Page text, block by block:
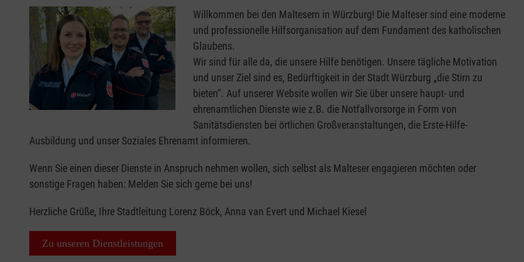
Willkommen bei den Maltesern in Würzburg! Die Malteser sind eine moderne
und professionelle Hilfsorganisation auf dem Fundament des katholischen
Glaubens.
Wir sind für alle da, die unsere Hilfe benötigen. Unsere tägliche Motivation
und unser Ziel sind es, Bedürftigkeit in der Stadt Würzburg „die Stirn zu
bieten“. Auf unserer Website wollen wir Sie über unsere haupt- und
ehrenamtlichen Dienste wie z.B. die Notfallvorsorge in Form von
Sanitätsdiensten bei örtlichen Großveranstaltungen, die Erste-Hilfe-
Ausbildung und unser Soziales Ehrenamt informieren.
Wenn Sie einen dieser Dienste in Anspruch nehmen wollen, sich selbst als Malteser engagieren möchten oder
sonstige Fragen haben: Melden Sie sich gerne bei uns!
Herzliche Grüße, Ihre Stadtleitung Lorenz Böck, Anna van Evert und Michael Kiesel
Zu unseren Dienstleistungen